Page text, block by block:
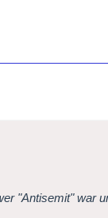
"Antisemit" war